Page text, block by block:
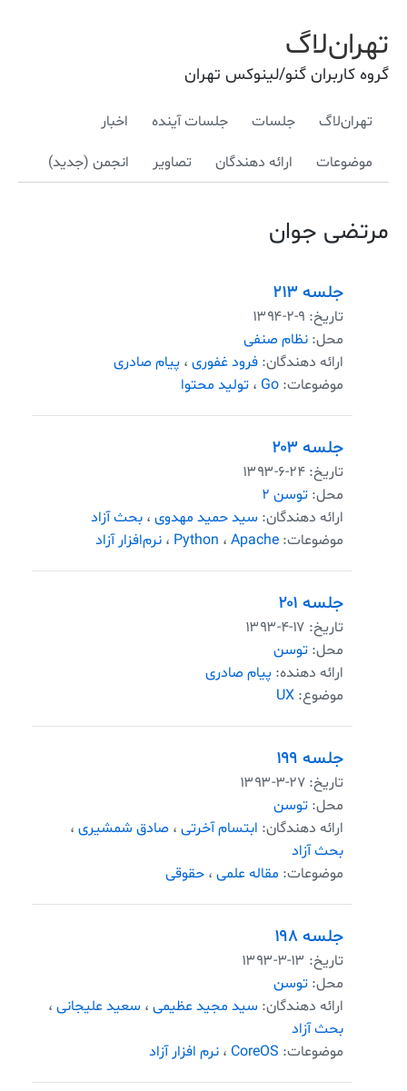
تهران‌لاگ
گروه کاربران گنو/لینوکس تهران
تهران‌لاگ جلسات جلسات آینده اخبار
موضوعات ارائه دهندگان تصاویر انجمن (جدید)
مرتضی جوان
جلسه ۲۱۳
تاریخ: ۱۳۹۴-۲-۹
محل: نظام صنفی
ارائه دهندگان: فرود غفوری ، پیام صادری
موضوعات: Go ، تولید محتوا
جلسه ۲۰۳
تاریخ: ۱۳۹۳-۶-۲۴
محل: توسن ۲
ارائه دهندگان: سید حمید مهدوی ، بحث آزاد
موضوعات:
Python ، Apache ، نرم‌افزار آزاد
جلسه ۲۰۱
تاریخ: ۱۳۹۳-۴-۱۷
محل: توسن
ارائه دهنده: پیام صادری
موضوع: UX
جلسه ۱۹۹
تاریخ: ۱۳۹۳-۳-۲۷
محل: توسن
ارائه دهندگان: ابتسام آخرتی ، صادق شمشیری ،
بحث آزاد
موضوعات: مقاله علمی ، حقوقی
جلسه ۱۹۸
تاریخ: ۱۳۹۳-۳-۱۳
محل: توسن
ارائه دهندگان: سید مجید عظیمی ، سعید علیجانی ،
بحث آزاد
موضوعات: CoreOS ، نرم افزار آزاد